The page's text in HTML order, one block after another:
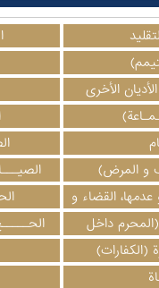
الأخرى
و المرض)
القضاء و
داخل
(الكفارات)